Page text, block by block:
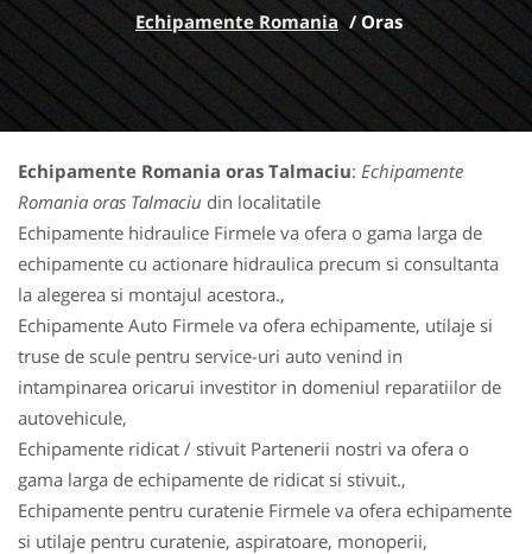
Echipamente Romania / Oras
Echipamente Romania oras Talmaciu: Echipamente
Romania oras Talmaciu din localitatile
Echipamente hidraulice Firmele va ofera o gama larga de
echipamente cu actionare hidraulica precum si consultanta
la alegerea si montajul acestora.,
Echipamente Auto Firmele va ofera echipamente, utilaje si
truse de scule pentru service-uri auto venind in
intampinarea oricarui investitor in domeniul reparatiilor de
autovehicule,
Echipamente ridicat / stivuit Partenerii nostri va ofera o
gama larga de echipamente de ridicat si stivuit.,
Echipamente pentru curatenie Firmele va ofera echipamente
si utilaje pentru curatenie, aspiratoare, monoperii,